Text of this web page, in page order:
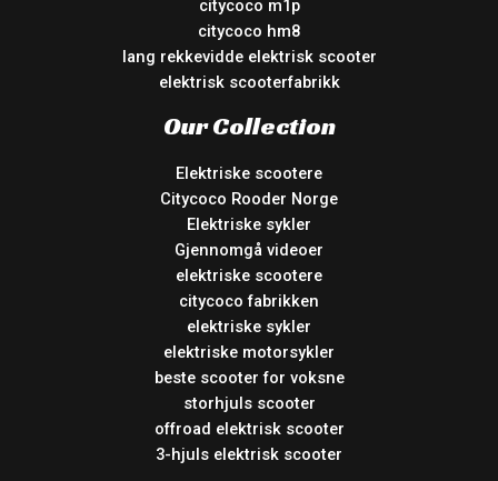
citycoco m1p
citycoco hm8
lang rekkevidde elektrisk scooter
elektrisk scooterfabrikk
Our Collection
Elektriske scootere
Citycoco Rooder Norge
Elektriske sykler
Gjennomgå videoer
elektriske scootere
citycoco fabrikken
elektriske sykler
elektriske motorsykler
beste scooter for voksne
storhjuls scooter
offroad elektrisk scooter
3-hjuls elektrisk scooter